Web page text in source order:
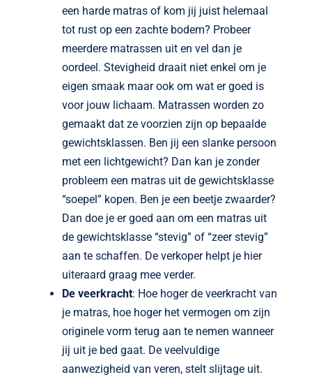
een harde matras of kom jij juist helemaal
tot rust op een zachte bodem? Probeer
meerdere matrassen uit en vel dan je
oordeel. Stevigheid draait niet enkel om je
eigen smaak maar ook om wat er goed is
voor jouw lichaam. Matrassen worden zo
gemaakt dat ze voorzien zijn op bepaalde
gewichtsklassen. Ben jij een slanke persoon
met een lichtgewicht? Dan kan je zonder
probleem een matras uit de gewichtsklasse
“soepel” kopen. Ben je een beetje zwaarder?
Dan doe je er goed aan om een matras uit
de gewichtsklasse “stevig” of “zeer stevig”
aan te schaffen. De verkoper helpt je hier
uiteraard graag mee verder.
De veerkracht: Hoe hoger de veerkracht van
je matras, hoe hoger het vermogen om zijn
originele vorm terug aan te nemen wanneer
jij uit je bed gaat. De veelvuldige
aanwezigheid van veren, stelt slijtage uit.